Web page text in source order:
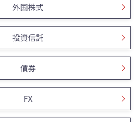
外国株式
投資信託
債券
FX